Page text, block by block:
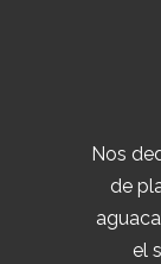
Nos
de
el